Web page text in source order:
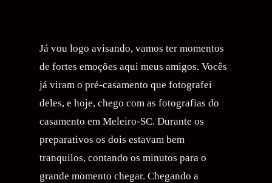
Já vou logo avisando, vamos ter momentos
de fortes emoções aqui meus amigos. Vocês
já viram o pré-casamento que fotografei
deles, e hoje, chego com as fotografias do
casamento em Meleiro-SC. Durante os
preparativos os dois estavam bem
tranquilos, contando os minutos para o
grande momento chegar. Chegando a